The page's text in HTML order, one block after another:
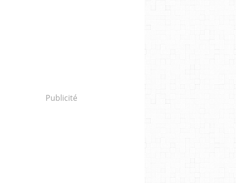
Publicité